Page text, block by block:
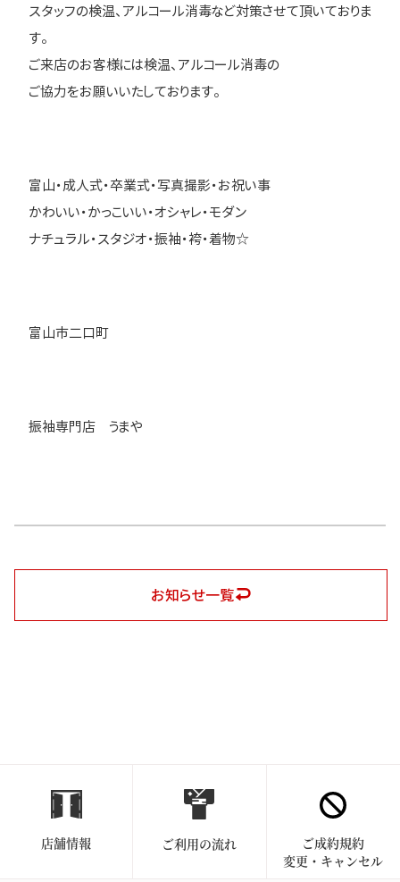
スタッフの検温、アルコール消毒など対策させて頂いておりま
す。
ご来店のお客様には検温、アルコール消毒の
ご協力をお願いいたしております。
富山・成人式・卒業式・写真撮影・お祝い事
かわいい・かっこいい・オシャレ・モダン
ナチュラル・スタジオ・振袖・袴・着物☆
富山市二口町
振袖専門店 うまや
お知らせ一覧
店舗情報 ご利用の流れ
ご成約規約
変更・キャンセル